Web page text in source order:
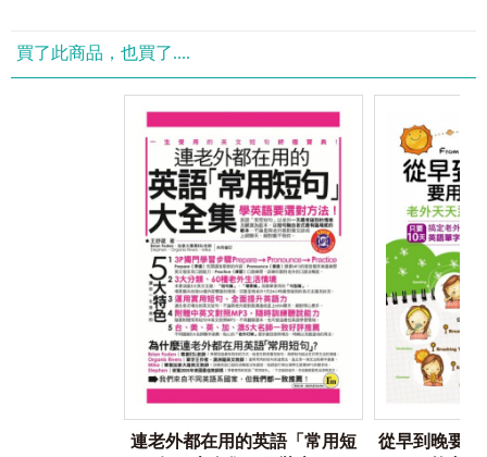
貼心整理出facebook各項好用的英語學習資源，包含世界新
聞脈動、生活及旅遊資訊，以及網友熱烈討論的娛樂消息
等。除此之外，還教你如何善用網路辭典，找到最適合你的
學習素材及學習方式。
閱讀及寫作練習
告訴你如何在facebook上用英文介紹自己、發表文章、與好
友分享生活及建立活動，逐步提升你的寫作能力。同時與你
分享閱讀文章的技巧，教你如何善用粉絲專頁來提升閱讀能
聽力及口說訓練
與你分享facebook上Top15熱門應用程式，帶你體驗更豐富、
多元的學習管道。另外，還有K老師的聽力、口說獨家祕訣，
無論是看電影練聽力，還是利用聊天軟體和外國朋友線上聊
天，都能輕鬆掌握訣竅。
課前準備─掌握facebook學習資源
and Usages
充滿個性的情感表達及感嘆語Emotional Sounds & Interjections
我就是讓你看不膩Making Your Own Timeline
用英文記錄生活點滴，讓動態時報更精采
記錄生活大小事 Blogging Your Life
分享照片並寫下你的故事Sharing Your Photos and Your Story!
隨時掌握好友動態Friends’ News Update
生活英文訊息句型範例
閱讀你朋友的最新動態Following and Reading Your Friends’
用訊息和你的朋友溝通Communicating with Your Friends in
庇護。我當然知道人各有命，但沒有人能像我媽一樣讓我完
全跟周遭的事物產生高度知覺，她是我心中的光，每一個人
都需要這樣的一個人可以仰望。
這本書不是用傳統的方式編排和撰寫，我從發想這本書
開始，就很努力要將英文學習整體的方法介紹給讀者。由衷
希望，讀者可以在看完整本書之後瞭解箇中來龍去脈。
我很珍惜有這個機會和經驗，讓我把這本創新又大膽的
書真實呈現，而不再只是我腦海中的一個想法而已。這不是
文法書，而是一本充滿趣味及創意的實用學習手冊，讓你拋
開文法枷鎖，盡情用英文暢所欲言！不論是用說的還是用寫
的，都要勇敢嘗試，別再因為擔心文法而限制了學英文的樂
趣。另外，書中也特別使用了一些英文課本上較少出現，但
在口語上很好用的高級單字，希望帶給讀者全新的體驗！
買了此商品，也買了....
連老外都在用的英語「常用短
從早到晚要